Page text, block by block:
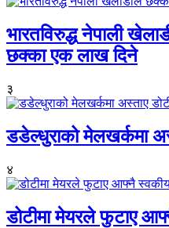
भारतविरुद्ध नेपाली
छक्का एक लाख दिने
३
डडेल्धुराको मेलखर्कमा
४
डोटीमा मेयरले फुटाए